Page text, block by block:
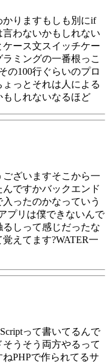
りますもしも別にif
わないかもしれない
ース文スイッチケー
ミングの一番根っこ
の100行ぐらいのプロ
っとそれは人による
しれないなるほど
ざいますそこから一
ですかバックエンド
ったのかなっていう
プリは僕できないんで
しって感じだったな
えてます?WATER一
って書いてるんで
うそう両方やるって
PHPで作られてるサ